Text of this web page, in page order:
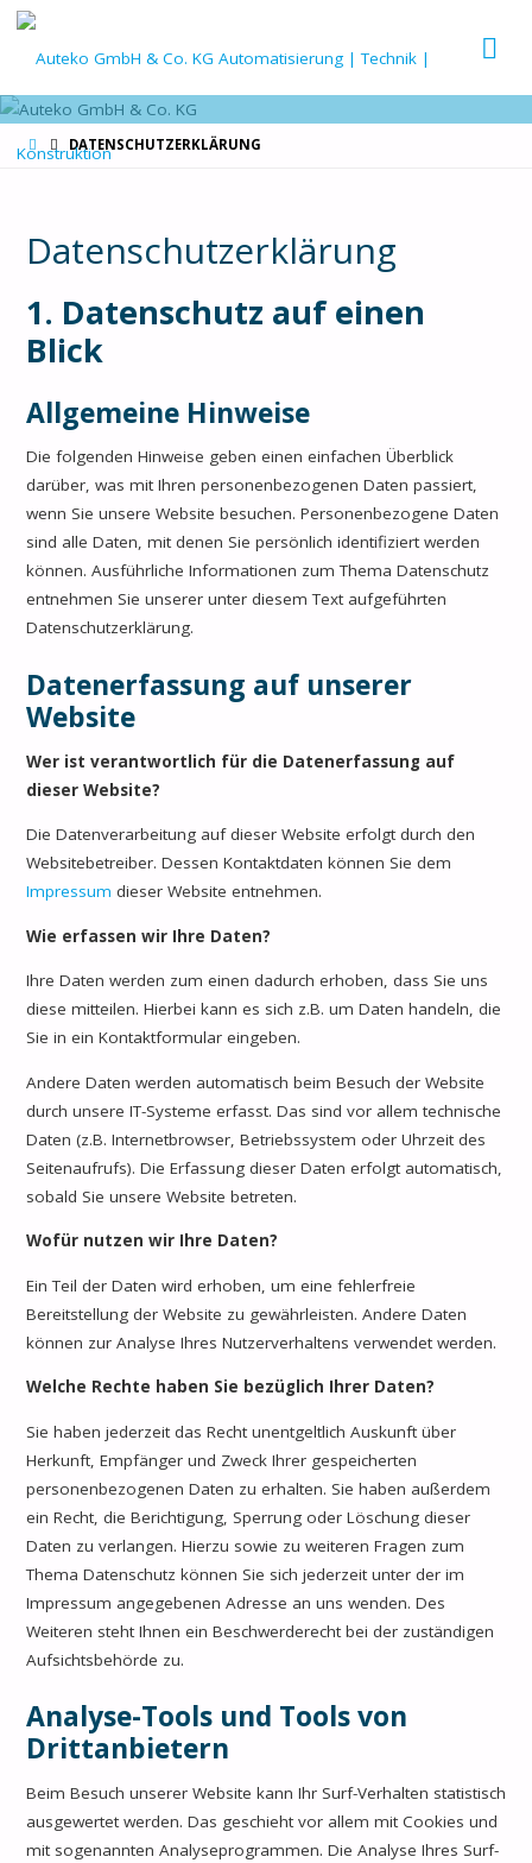
CO.
STARTDATENSCHUTZERKLÄRUNG
Datenschutzerklärung
1. Datenschutz auf einen
Blick
Allgemeine Hinweise
Die folgenden Hinweise geben einen einfachen Überblick
darüber, was mit Ihren personenbezogenen Daten passiert,
wenn Sie unsere Website besuchen. Personenbezogene Daten
sind alle Daten, mit denen Sie persönlich identifiziert werden
können. Ausführliche Informationen zum Thema Datenschutz
entnehmen Sie unserer unter diesem Text aufgeführten
Datenschutzerklärung.
Datenerfassung auf unserer
Website
Wer ist verantwortlich für die Datenerfassung auf
dieser Website?
Die Datenverarbeitung auf dieser Website erfolgt durch den
Websitebetreiber. Dessen Kontaktdaten können Sie dem
Impressum dieser Website entnehmen.
Wie erfassen wir Ihre Daten?
Ihre Daten werden zum einen dadurch erhoben, dass Sie uns
diese mitteilen. Hierbei kann es sich z.B. um Daten handeln, die
Sie in ein Kontaktformular eingeben.
Andere Daten werden automatisch beim Besuch der Website
durch unsere IT-Systeme erfasst. Das sind vor allem technische
Daten (z.B. Internetbrowser, Betriebssystem oder Uhrzeit des
Seitenaufrufs). Die Erfassung dieser Daten erfolgt automatisch,
sobald Sie unsere Website betreten.
Wofür nutzen wir Ihre Daten?
Ein Teil der Daten wird erhoben, um eine fehlerfreie
Bereitstellung der Website zu gewährleisten. Andere Daten
können zur Analyse Ihres Nutzerverhaltens verwendet werden.
Welche Rechte haben Sie bezüglich Ihrer Daten?
Sie haben jederzeit das Recht unentgeltlich Auskunft über
Herkunft, Empfänger und Zweck Ihrer gespeicherten
personenbezogenen Daten zu erhalten. Sie haben außerdem
ein Recht, die Berichtigung, Sperrung oder Löschung dieser
Daten zu verlangen. Hierzu sowie zu weiteren Fragen zum
Thema Datenschutz können Sie sich jederzeit unter der im
Impressum angegebenen Adresse an uns wenden. Des
Weiteren steht Ihnen ein Beschwerderecht bei der zuständigen
Aufsichtsbehörde zu.
Analyse-Tools und Tools von
Drittanbietern
Beim Besuch unserer Website kann Ihr Surf-Verhalten statistisch
ausgewertet werden. Das geschieht vor allem mit Cookies und
mit sogenannten Analyseprogrammen. Die Analyse Ihres Surf-